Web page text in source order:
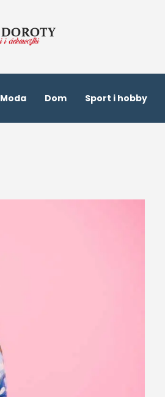
Moda Dom Sport i hobby